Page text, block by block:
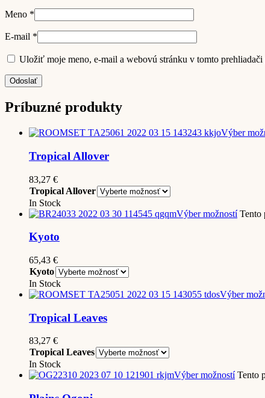
Meno *
E-mail *
Uložiť moje meno, e-mail a webovú stránku v tomto prehliadači
Príbuzné produkty
Výber
Tropical Allover
83,27 €
Tropical Allover
In Stock
Výber možností Tento
Kyoto
65,43 €
Kyoto
In Stock
Výber
Tropical Leaves
83,27 €
Tropical Leaves
In Stock
Výber možností Tento